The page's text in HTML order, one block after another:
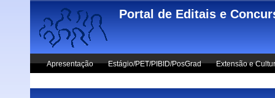
Skip to main content
Portal de Editais e
Apresentação Estágio/PET/PIBID/PosGrad Extensão e